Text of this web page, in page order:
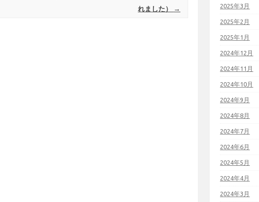
れました）
→ 2025年3月
2025年2月
2025年1月
2024年12月
2024年11月
2024年10月
2024年9月
2024年8月
2024年7月
2024年6月
2024年5月
2024年4月
2024年3月